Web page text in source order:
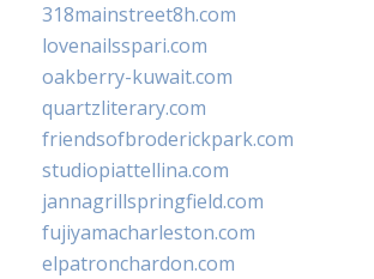
318mainstreet8h.com
lovenailsspari.com
oakberry-kuwait.com
quartzliterary.com
friendsofbroderickpark.com
studiopiattellina.com
jannagrillspringfield.com
fujiyamacharleston.com
elpatronchardon.com